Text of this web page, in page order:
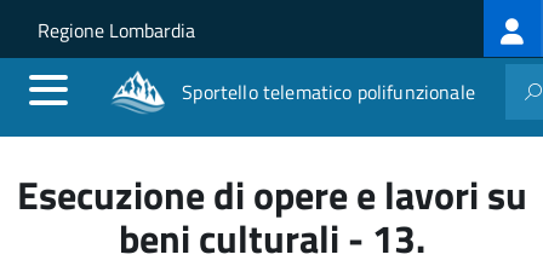
Salta al contenuto principale
Skip to site navigation
Regione Lombardia
Sportello telematico polifunzionale
Esecuzione di opere e lavori su
beni culturali - 13.